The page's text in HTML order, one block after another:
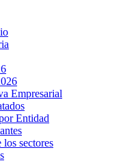
Empresarial
Entidad
los sectores